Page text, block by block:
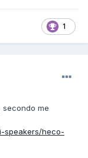
1
secondo me
speakers/heco-